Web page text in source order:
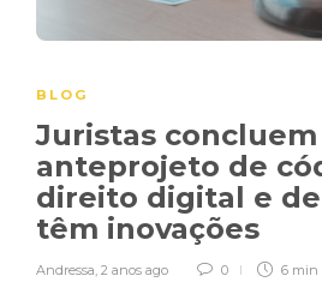
BLOG
Juristas concluem
anteprojeto de
direito digital e
têm inovações
Andressa 2 anos ago 0 6 min